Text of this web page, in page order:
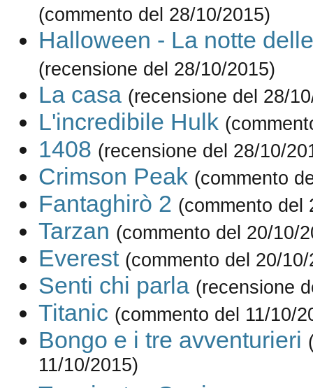
(commento del 28/10/2015)
Halloween - La notte
(recensione del 28/10/2015)
La casa (recensione del 28/
L'incredibile Hulk
1408 (recensione del 28/10/
Crimson Peak (commento
Fantaghirò 2 (commento del
Tarzan (commento del 20/10/
Everest (commento del 20/
Senti chi parla (recensione
Titanic (commento del 11/10/
Bongo e i tre avventurieri
11/10/2015)